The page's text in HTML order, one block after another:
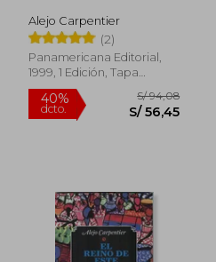
Alejo Carpentier
(2)
Panamericana Editorial,
1999, 1 Edición, Tapa
Blanda, Nuevo